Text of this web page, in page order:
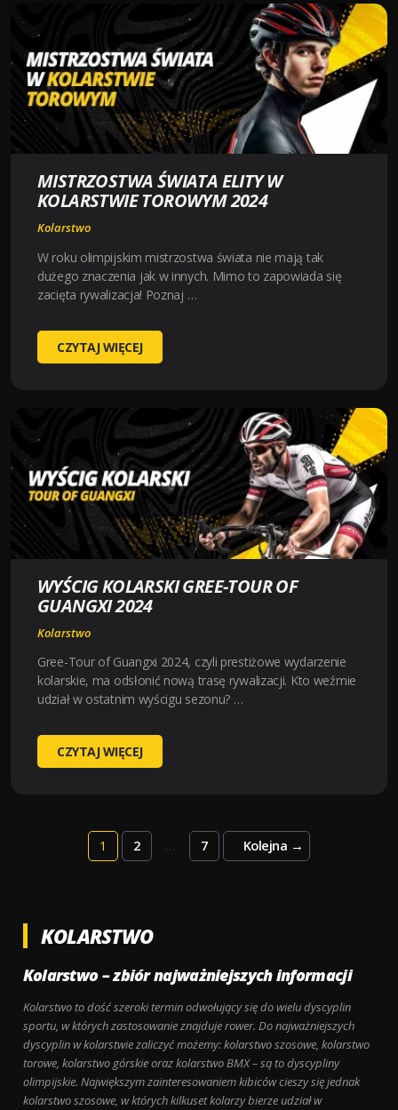
2025
MISTRZOSTWA ŚWIATA ELITY W
KOLARSTWIE TOROWYM 2024
Kolarstwo
W roku olimpijskim mistrzostwa świata nie mają tak
dużego znaczenia jak w innych. Mimo to zapowiada się
zacięta rywalizacja! Poznaj …
MISTRZOSTWA
ŚWIATA
KOLARSTWIE
TOROWYM
2024
CZYTAJ WIĘCEJ
WYŚCIG KOLARSKI GREE-TOUR OF
GUANGXI 2024
Kolarstwo
Gree-Tour of Guangxi 2024, czyli prestiżowe wydarzenie
kolarskie, ma odsłonić nową trasę rywalizacji. Kto weźmie
udział w ostatnim wyścigu sezonu? …
WYŚCIG
KOLARSKI
GUANGXI
CZYTAJ WIĘCEJ
1 2 … 7 Kolejna →
KOLARSTWO
Kolarstwo – zbiór najważniejszych informacji
Kolarstwo to dość szeroki termin odwołujący się do wielu dyscyplin
sportu, w których zastosowanie znajduje rower. Do najważniejszych
dyscyplin w kolarstwie zaliczyć możemy: kolarstwo szosowe, kolarstwo
torowe, kolarstwo górskie oraz kolarstwo BMX – są to dyscypliny
olimpijskie. Największym zainteresowaniem kibiców cieszy się jednak
kolarstwo szosowe, w których kilkuset kolarzy bierze udział w